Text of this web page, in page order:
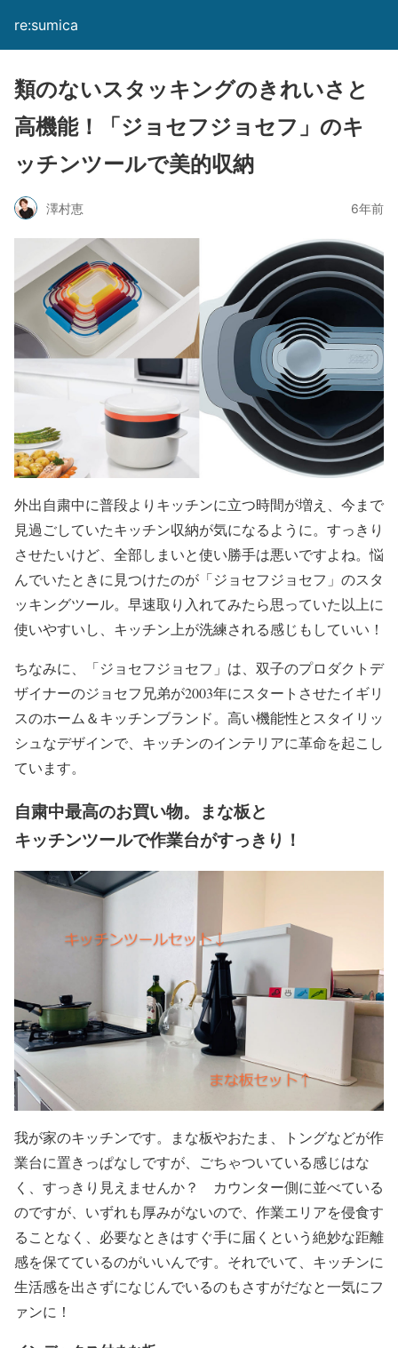
re:sumica
類のないスタッキングのきれいさと
高機能！「ジョセフジョセフ」のキ
ッチンツールで美的収納
澤村恵 6年前
外出自粛中に普段よりキッチンに立つ時間が増え、今まで
見過ごしていたキッチン収納が気になるように。すっきり
させたいけど、全部しまいと使い勝手は悪いですよね。悩
んでいたときに見つけたのが「ジョセフジョセフ」のスタ
ッキングツール。早速取り入れてみたら思っていた以上に
使いやすいし、キッチン上が洗練される感じもしていい！
ちなみに、「ジョセフジョセフ」は、双子のプロダクトデ
ザイナーのジョセフ兄弟が2003年にスタートさせたイギリ
スのホーム＆キッチンブランド。高い機能性とスタイリッ
シュなデザインで、キッチンのインテリアに革命を起こし
ています。
自粛中最高のお買い物。まな板と
キッチンツールで作業台がすっきり！
我が家のキッチンです。まな板やおたま、トングなどが作
業台に置きっぱなしですが、ごちゃついている感じはな
く、すっきり見えませんか？ カウンター側に並べている
のですが、いずれも厚みがないので、作業エリアを侵食す
ることなく、必要なときはすぐ手に届くという絶妙な距離
感を保てているのがいいんです。それでいて、キッチンに
生活感を出さずになじんでいるのもさすがだなと一気にフ
ァンに！